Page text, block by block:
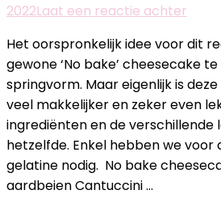
2022Laat een reactie achter
in
een
glas:
–
Het oorspronkelijk idee voor dit
gewone ‘No bake’ cheesecake
springvorm. Maar eigenlijk is
veel makkelijker en zeker even
ingrediënten en de verschillende
hetzelfde. Enkel hebben we voor
gelatine nodig. No bake
aardbeien Cantuccini …